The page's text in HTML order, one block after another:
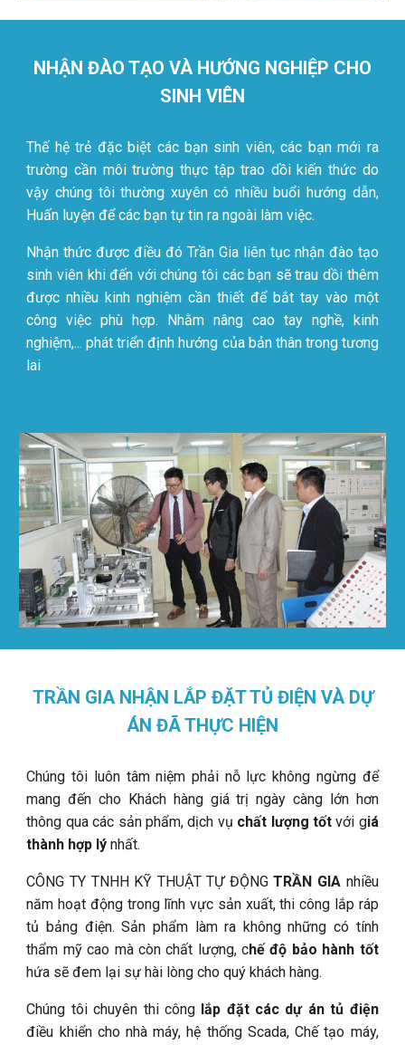
NHẬN ĐÀO TẠO VÀ HƯỚNG NGHIỆP CHO
SINH VIÊN
Thế hệ trẻ đặc biệt các bạn sinh viên, các bạn mới ra
trường cần môi trường thực tập trao dồi kiến thức do
vậy chúng tôi thường xuyên có nhiều buổi hướng dẫn,
Huấn luyện để các bạn tự tin ra ngoài làm việc.
Nhận thức được điều đó Trần Gia liên tục nhận đào tạo
sinh viên khi đến với chúng tôi các bạn sẽ trau dồi thêm
được nhiều kinh nghiệm cần thiết để bắt tay vào một
công việc phù hợp. Nhằm nâng cao tay nghề, kinh
nghiệm,... phát triển định hướng của bản thân trong tương
lai
TRẦN GIA NHẬN LẮP ĐẶT TỦ ĐIỆN VÀ DỰ
ÁN ĐÃ THỰC HIỆN
Chúng tôi luôn tâm niệm phải nỗ lực không ngừng để
mang đến cho Khách hàng giá trị ngày càng lớn hơn
thông qua các sản phẩm,dịch vụ chất lượng tốtvới giá
thành hợp lýnhất.
CÔNG TY TNHH KỸ THUẬT TỰ ĐỘNGTRẦN GIA nhiều
năm hoạt động trong lĩnh vực sản xuất, thi công lắp ráp
tủ bảng điện. Sản phẩm làm ra không những có tính
thẩm mỹ cao mà còn chất lượng,chế độ bảo hành tốt
hứa sẽ đem lại sự hài lòng cho quý khách hàng.
Chúng tôi chuyên thi công lắp đặt các dự án tủ điện
điều khiển cho nhà máy, hệ thống Scada, Chế tạo máy,